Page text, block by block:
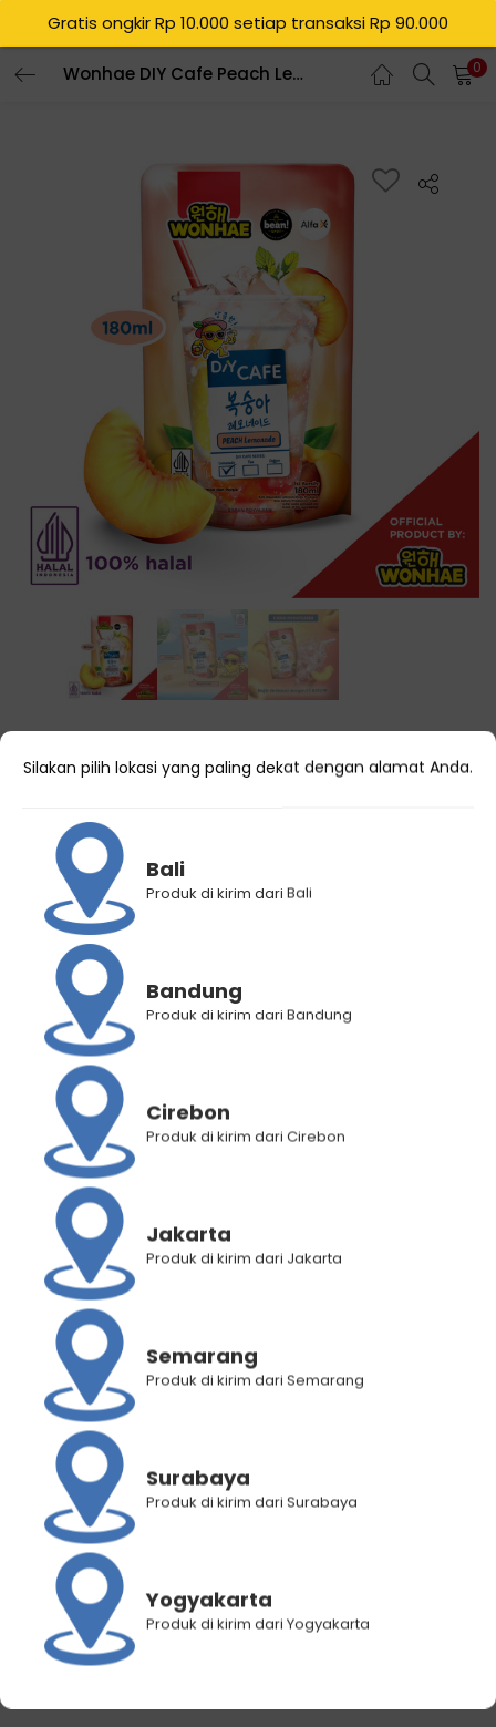
Wonhae DIY Cafe Peach Lemonade 180mL 0
Wonhae DIY Cafe Peach Lemonade
180mL
Rp9.500
Kategori Minuman Korea
Brand: Mujigae - Wonhae
Deskripsi Produk
Informasi Tambahan
RELATED PRODUCTS
Mujigae Caramel Banana
Milk 250 ml
Rp 15.000
Gratis ongkir Rp 10.000 setiap transaksi Rp 90.000
Silakan pilih lokasi yang paling dekat dengan alamat Anda.
Bali
Produk di kirim dari Bali
Bandung
Produk di kirim dari Bandung
Cirebon
Produk di kirim dari Cirebon
Jakarta
Produk di kirim dari Jakarta
Semarang
Produk di kirim dari Semarang
Surabaya
Produk di kirim dari Surabaya
Yogyakarta
Produk di kirim dari Yogyakarta